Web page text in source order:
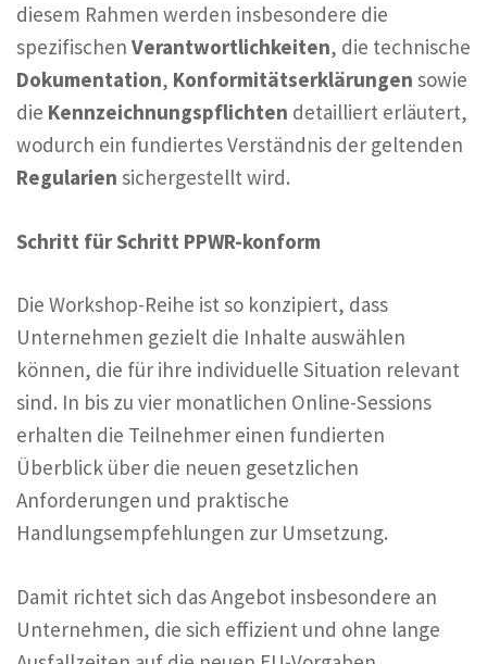
diesem Rahmen werden insbesondere die
spezifischen Verantwortlichkeiten, die technische
Dokumentation, Konformitätserklärungen sowie
die Kennzeichnungspflichten detailliert erläutert,
wodurch ein fundiertes Verständnis der geltenden
Regularien sichergestellt wird.
Schritt für Schritt PPWR-konform
Die Workshop-Reihe ist so konzipiert, dass
Unternehmen gezielt die Inhalte auswählen
können, die für ihre individuelle Situation relevant
sind. In bis zu vier monatlichen Online-Sessions
erhalten die Teilnehmer einen fundierten
Überblick über die neuen gesetzlichen
Anforderungen und praktische
Handlungsempfehlungen zur Umsetzung.
Damit richtet sich das Angebot insbesondere an
Unternehmen, die sich effizient und ohne lange